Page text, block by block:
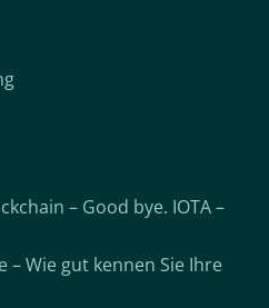
– Good bye. IOTA –
– Wie gut kennen Sie Ihre